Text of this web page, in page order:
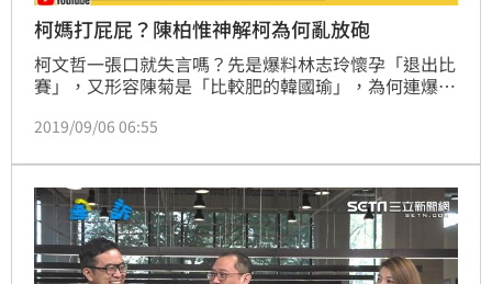
柯媽打屁屁？陳柏惟神解柯為何亂放砲
柯文哲一張口就失言嗎？先是爆料林志玲懷孕「退出比
賽」，又形容陳菊是「比較肥的韓國瑜」，為何連爆這
2019/09/06 06:55